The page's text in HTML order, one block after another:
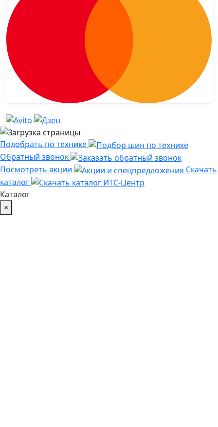
Подобрать по технике
Обратный звонок
Посмотреть акции
Скачать
каталог
Каталог
×